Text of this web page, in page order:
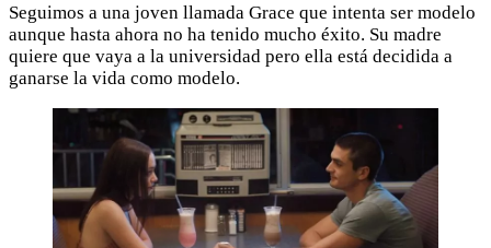
Seguimos a una joven llamada Grace que intenta ser modelo
aunque hasta ahora no ha tenido mucho éxito. Su madre
quiere que vaya a la universidad pero ella está decidida a
ganarse la vida como modelo.